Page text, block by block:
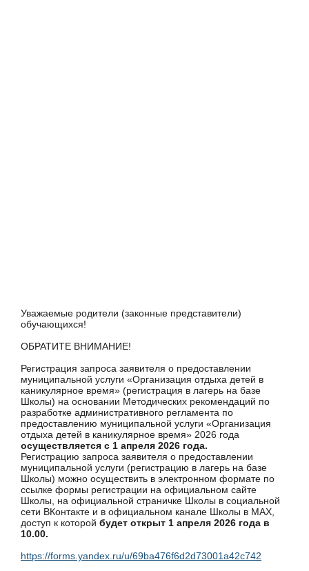
Уважаемые родители (законные представители)
обучающихся!
ОБРАТИТЕ ВНИМАНИЕ!
Регистрация запроса заявителя о предоставлении
муниципальной услуги «Организация отдыха детей в
каникулярное время» (регистрация в лагерь на базе
Школы) на основании Методических рекомендаций по
разработке административного регламента по
предоставлению муниципальной услуги «Организация
отдыха детей в каникулярное время» 2026 года
осуществляется с 1 апреля 2026 года.
Регистрацию запроса заявителя о предоставлении
муниципальной услуги (регистрацию в лагерь на базе
Школы) можно осуществить в электронном формате по
ссылке формы регистрации на официальном сайте
Школы, на официальной страничке Школы в социальной
сети ВКонтакте и в официальном канале Школы в МАХ,
доступ к которой будет открыт 1 апреля 2026 года в
10.00.
https://forms.yandex.ru/u/69ba476f6d2d73001a42c742